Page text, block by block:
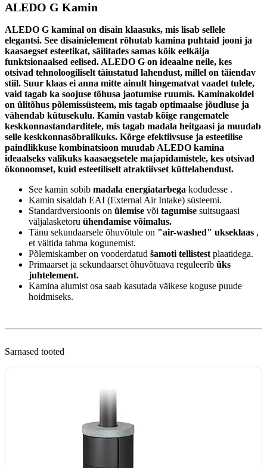
Vastab
normidele:
EN 13 240, 15a B–VG, Din +, BimschV
Garantii:
2 aastat
Energiaklass:
VÄHEM INFOT
ALEDO G Kamin
ALEDO G kaminal on disain klaasuks, mis lisab sellele
elegantsi. See disainielement rõhutab kamina puhtaid jooni ja
kaasaegset esteetikat, säilitades samas kõik eelkäija
funktsionaalsed eelised. ALEDO G on ideaalne neile, kes
otsivad tehnoloogiliselt täiustatud lahendust, millel on täiendav
stiil. Suur klaas ei anna mitte ainult hingematvat vaadet tulele,
vaid tagab ka soojuse tõhusa jaotumise ruumis. Kaminakoldel
on ülitõhus põlemissüsteem, mis tagab optimaalse jõudluse ja
vähendab kütusekulu. Kamin vastab kõige rangematele
keskkonnastandarditele, mis tagab madala heitgaasi ja muudab
selle keskkonnasõbralikuks. Kõrge efektiivsuse ja esteetilise
paindlikkuse kombinatsioon muudab ALEDO kamina
ideaalseks valikuks kaasaegsetele majapidamistele, kes otsivad
ökonoomset, kuid esteetiliselt atraktiivset küttelahendust.
See kamin sobib madala energiatarbega kodudesse .
Kamin sisaldab EAI (External Air Intake) süsteemi.
Standardversioonis on ülemise või tagumise suitsugaasi
väljalasketoru ühendamise võimalus.
Tänu sekundaarsele õhuvõtule on "air-washed" ukseklaas ,
et vältida tahma kogunemist.
Põlemiskamber on vooderdatud šamoti tellistest plaatidega.
Primaarset ja sekundaarset õhuvõtuava reguleerib üks
juhtelement.
Kamina alumist osa saab kasutada väikese koguse puude
hoidmiseks.
Sarnased tooted